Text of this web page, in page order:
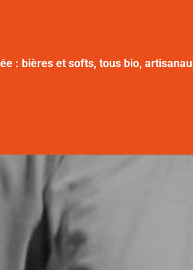
: bières et softs, tous bio,